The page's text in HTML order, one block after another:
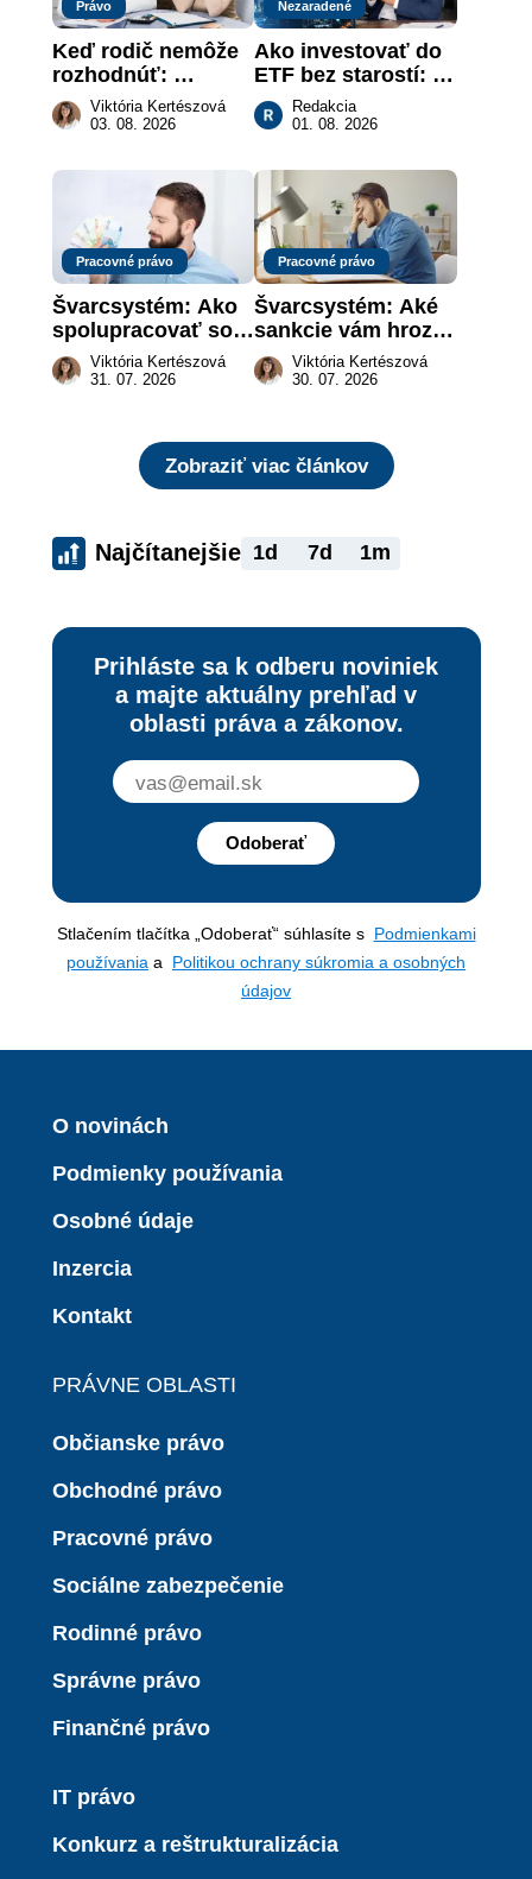
Právo
Keď rodič nemôže
rozhodnúť:
nahradenie prejavu
vôle súdom v
Viktória Kertészová
03. 08. 2026
Nezaradené
Ako investovať do
ETF bez starostí:
Investičné plány,
ktoré urobia prácu
Redakcia
01. 08. 2026
Pracovné právo
Švarcsystém: Ako
spolupracovať so
živnostníkom
legálne a bez
Viktória Kertészová
31. 07. 2026
Pracovné právo
Švarcsystém: Aké
sankcie vám hrozia
a prečo nestačí
zaplatiť pokutu?
Viktória Kertészová
30. 07. 2026
Zobraziť viac článkov
Najčítanejšie 1d 7d 1m
Prihláste sa k odberu noviniek
a majte aktuálny prehľad v
oblasti práva a zákonov.
Odoberať
Stlačením tlačítka „Odoberať“ súhlasíte s Podmienkami
používania a Politikou ochrany súkromia a osobných
údajov
O novinách
Podmienky používania
Osobné údaje
Inzercia
Kontakt
PRÁVNE OBLASTI
Občianske právo
Obchodné právo
Pracovné právo
Sociálne zabezpečenie
Rodinné právo
Správne právo
Finančné právo
IT právo
Konkurz a reštrukturalizácia